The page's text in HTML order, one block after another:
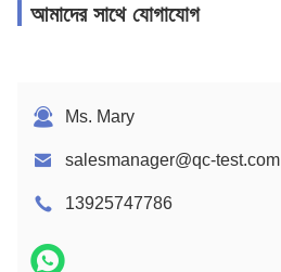
আমাদের সাথে যোগাযোগ
Ms. Mary
salesmanager@qc-test.com
13925747786